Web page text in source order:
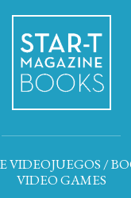
VIDEOJUEGOS /
VIDEO GAMES